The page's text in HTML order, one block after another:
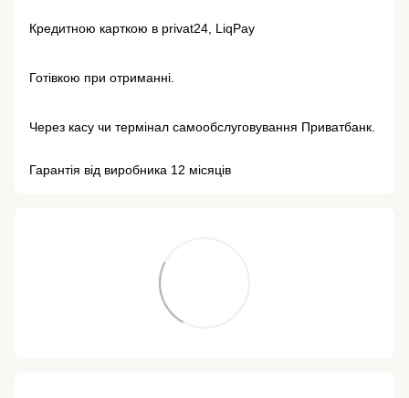
Кредитною карткою в privat24, LiqPay
Готівкою при отриманні.
Через касу чи термінал самообслуговування Приватбанк.
Гарантія від виробника 12 місяців